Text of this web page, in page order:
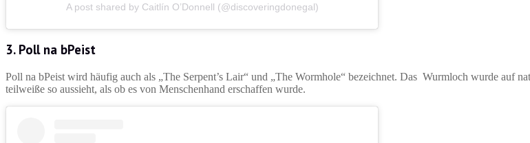
A post shared by Caitlín O’Donnell (@discoveringdonegal)
3. Poll na bPeist
Poll na bPeist wird häufig auch als „The Serpent’s Lair“ und „The Wormhole“ bezeichnet. Das Wurmloch wurde auf
teilweiße so aussieht, als ob es von Menschenhand erschaffen wurde.